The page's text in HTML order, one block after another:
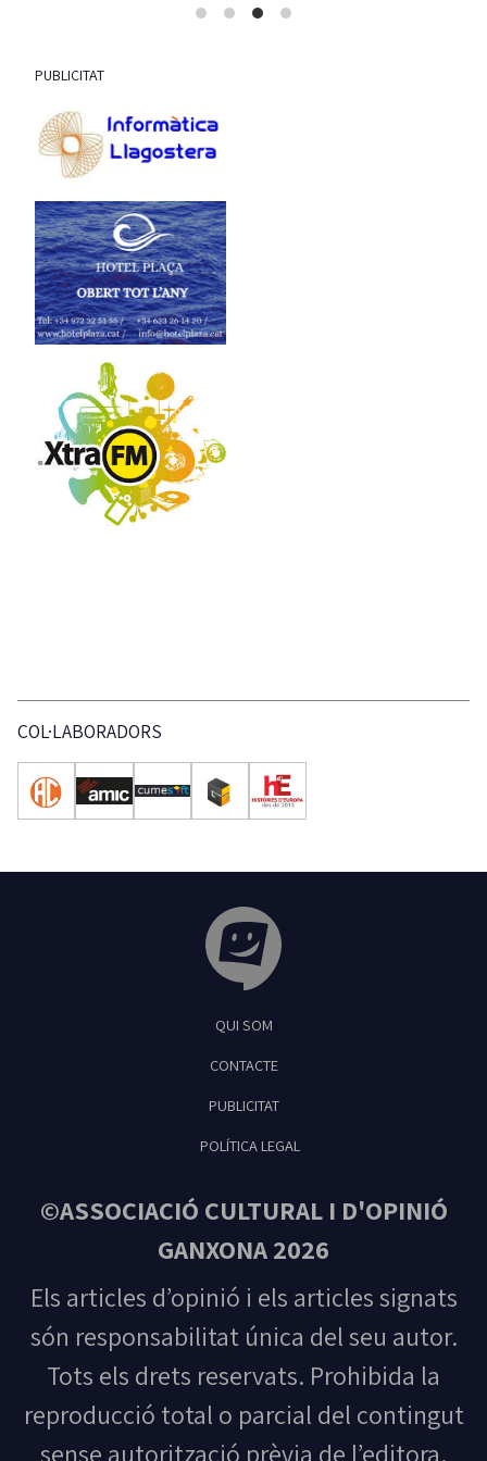
COL·LABORADORS
Tribuna Ganxona - Revista digital de Sant
QUI SOM
CONTACTE
PUBLICITAT
POLÍTICA LEGAL
GANXONA 2026
Els articles d’opinió i els articles signats
són responsabilitat única del seu autor.
Tots els drets reservats. Prohibida la
reproducció total o parcial del contingut
sense autorització prèvia de l’editora.